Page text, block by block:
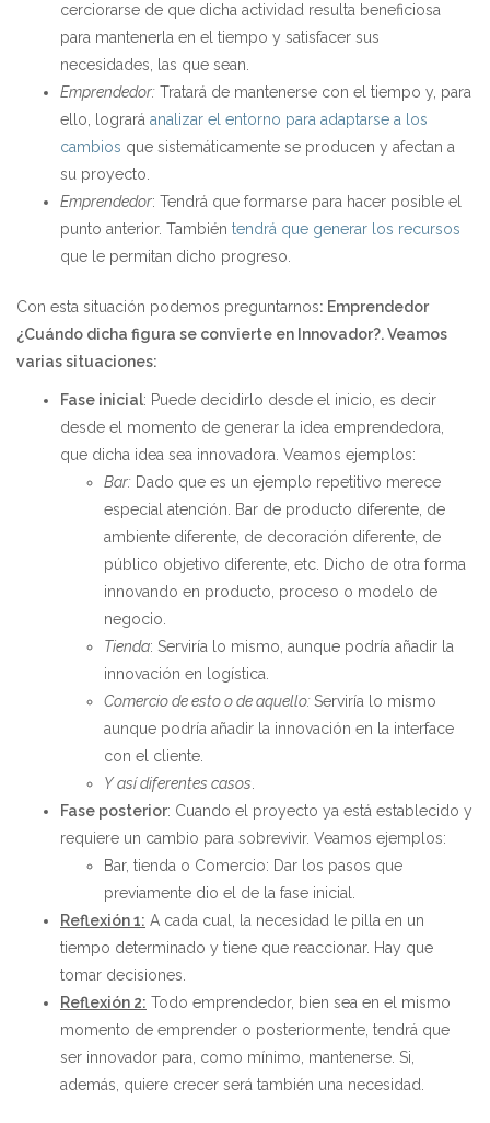
cerciorarse de que dicha actividad resulta beneficiosa
para mantenerla en el tiempo y satisfacer sus
necesidades, las que sean.
Emprendedor: Tratará de mantenerse con el tiempo y, para
ello, logrará analizar el entorno para adaptarse a los
cambios que sistemáticamente se producen y afectan a
su proyecto.
Emprendedor: Tendrá que formarse para hacer posible el
punto anterior. También tendrá que generar los recursos
que le permitan dicho progreso.
Con esta situación podemos preguntarnos: Emprendedor
¿Cuándo dicha figura se convierte en Innovador?. Veamos
varias situaciones:
Fase inicial: Puede decidirlo desde el inicio, es decir
desde el momento de generar la idea emprendedora,
que dicha idea sea innovadora. Veamos ejemplos:
Bar: Dado que es un ejemplo repetitivo merece
especial atención. Bar de producto diferente, de
ambiente diferente, de decoración diferente, de
público objetivo diferente, etc. Dicho de otra forma
innovando en producto, proceso o modelo de
negocio.
Tienda: Serviría lo mismo, aunque podría añadir la
innovación en logística.
Comercio de esto o de aquello: Serviría lo mismo
aunque podría añadir la innovación en la interface
con el cliente.
Y así diferentes casos
Fase posterior: Cuando el proyecto ya está establecido y
requiere un cambio para sobrevivir. Veamos ejemplos:
Bar, tienda o Comercio: Dar los pasos que
previamente dio el de la fase inicial.
Reflexión 1: A cada cual, la necesidad le pilla en un
tiempo determinado y tiene que reaccionar. Hay que
tomar decisiones.
Reflexión 2: Todo emprendedor, bien sea en el mismo
momento de emprender o posteriormente, tendrá que
ser innovador para, como mínimo, mantenerse. Si,
además, quiere crecer será también una necesidad.